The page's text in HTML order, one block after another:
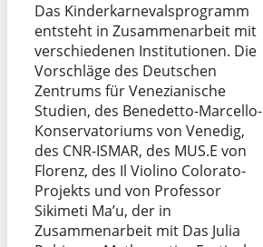
Das Kinderkarnevalsprogramm
entsteht in Zusammenarbeit mit
verschiedenen Institutionen. Die
Vorschläge des Deutschen
Zentrums für Venezianische
Studien, des Benedetto-Marcello-
Konservatoriums von Venedig,
des CNR-ISMAR, des MUS.E von
Florenz, des Il Violino Colorato-
Projekts und von Professor
Sikimeti Ma’u, der in
Zusammenarbeit mit Das Julia